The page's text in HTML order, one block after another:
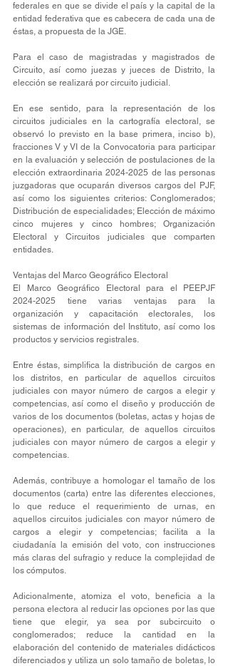
federales en que se divide el país y la capital de la
entidad federativa que es cabecera de cada una de
éstas, a propuesta de la JGE.
Para el caso de magistradas y magistrados de
Circuito, así como juezas y jueces de Distrito, la
elección se realizará por circuito judicial.
En ese sentido, para la representación de los
circuitos judiciales en la cartografía electoral, se
observó lo previsto en la base primera, inciso b),
fracciones V y VI de la Convocatoria para participar
en la evaluación y selección de postulaciones de la
elección extraordinaria 2024-2025 de las personas
juzgadoras que ocuparán diversos cargos del PJF,
así como los siguientes criterios: Conglomerados;
Distribución de especialidades; Elección de máximo
cinco mujeres y cinco hombres; Organización
Electoral y Circuitos judiciales que comparten
entidades.
Ventajas del Marco Geográfico Electoral
El Marco Geográfico Electoral para el PEEPJF
2024-2025 tiene varias ventajas para la
organización y capacitación electorales, los
sistemas de información del Instituto, así como los
productos y servicios registrales.
Entre éstas, simplifica la distribución de cargos en
los distritos, en particular de aquellos circuitos
judiciales con mayor número de cargos a elegir y
competencias, así como el diseño y producción de
varios de los documentos (boletas, actas y hojas de
operaciones), en particular, de aquellos circuitos
judiciales con mayor número de cargos a elegir y
competencias.
Además, contribuye a homologar el tamaño de los
documentos (carta) entre las diferentes elecciones,
lo que reduce el requerimiento de urnas, en
aquellos circuitos judiciales con mayor número de
cargos a elegir y competencias; facilita a la
ciudadanía la emisión del voto, con instrucciones
más claras del sufragio y reduce la complejidad de
los cómputos.
Adicionalmente, atomiza el voto, beneficia a la
persona electora al reducir las opciones por las que
tiene que elegir, ya sea por subcircuito o
conglomerados; reduce la cantidad en la
elaboración del contenido de materiales didácticos
diferenciados y utiliza un solo tamaño de boletas, lo